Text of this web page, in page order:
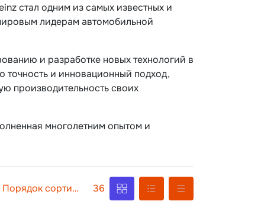
стал одним из самых известных и
лидерам автомобильной
и разработке новых технологий в
точность и инновационный подход,
производительность своих
многолетним опытом и